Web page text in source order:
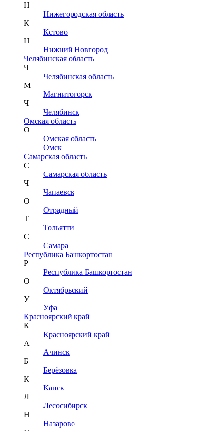
Н
Нижегородская область
К
Кстово
Н
Нижний Новгород
Челябинская область
Ч
Челябинская область
М
Магнитогорск
Ч
Челябинск
Омская область
О
Омская область
Омск
Самарская область
С
Самарская область
Ч
Чапаевск
О
Отрадный
Т
Тольятти
С
Самара
Республика Башкортостан
Р
Республика Башкортостан
О
Октябрьский
У
Уфа
Красноярский край
К
Красноярский край
А
Ачинск
Б
Берёзовка
К
Канск
Л
Лесосибирск
Н
Назарово